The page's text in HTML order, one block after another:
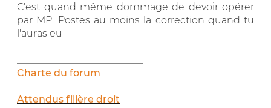
C'est quand même dommage de devoir opérer
par MP. Postes au moins la correction quand tu
l'auras eu
Charte du forum
Attendus filière droit